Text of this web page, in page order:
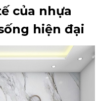
của nhựa
hiện đại